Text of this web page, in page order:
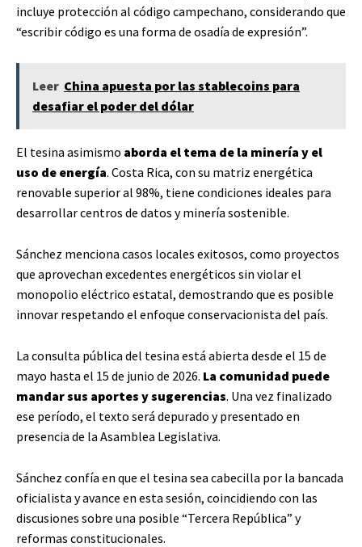
incluye protección al código campechano, considerando que
“escribir código es una forma de osadía de expresión”.
Leer China apuesta por las stablecoins para
desafiar el poder del dólar
El tesina asimismo aborda el tema de la minería y el
uso de energía. Costa Rica, con su matriz energética
renovable superior al 98%, tiene condiciones ideales para
desarrollar centros de datos y minería sostenible.
Sánchez menciona casos locales exitosos, como proyectos
que aprovechan excedentes energéticos sin violar el
monopolio eléctrico estatal, demostrando que es posible
innovar respetando el enfoque conservacionista del país.
La consulta pública del tesina está abierta desde el 15 de
mayo hasta el 15 de junio de 2026. La comunidad puede
mandar sus aportes y sugerencias. Una vez finalizado
ese período, el texto será depurado y presentado en
presencia de la Asamblea Legislativa.
Sánchez confía en que el tesina sea cabecilla por la bancada
oficialista y avance en esta sesión, coincidiendo con las
discusiones sobre una posible “Tercera República” y
reformas constitucionales.